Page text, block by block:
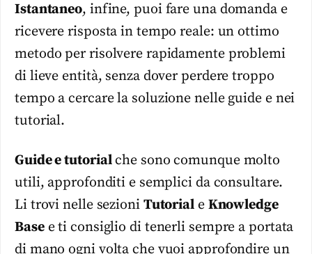
Istantaneo, infine, puoi fare una domanda e
ricevere risposta in tempo reale: un ottimo
metodo per risolvere rapidamente problemi
di lieve entità, senza dover perdere troppo
tempo a cercare la soluzione nelle guide e nei
tutorial.
Guide e tutorialche sono comunque molto
utili, approfonditi e semplici da consultare.
Li trovi nelle sezioni Tutoriale Knowledge
Basee ti consiglio di tenerli sempre a portata
di mano ogni volta che vuoi approfondire un